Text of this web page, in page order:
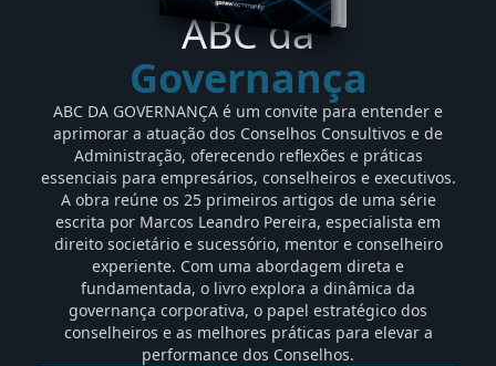
ABC da
Governança
ABC DA GOVERNANÇA é um convite para entender e
aprimorar a atuação dos Conselhos Consultivos e de
Administração, oferecendo reflexões e práticas
essenciais para empresários, conselheiros e executivos.
A obra reúne os 25 primeiros artigos de uma série
escrita por Marcos Leandro Pereira, especialista em
direito societário e sucessório, mentor e conselheiro
experiente. Com uma abordagem direta e
fundamentada, o livro explora a dinâmica da
governança corporativa, o papel estratégico dos
conselheiros e as melhores práticas para elevar a
performance dos Conselhos.